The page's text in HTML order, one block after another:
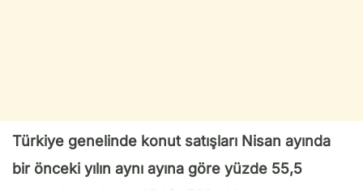
Türkiye genelinde konut satışları Nisan ayında
bir önceki yılın aynı ayına göre yüzde 55,5